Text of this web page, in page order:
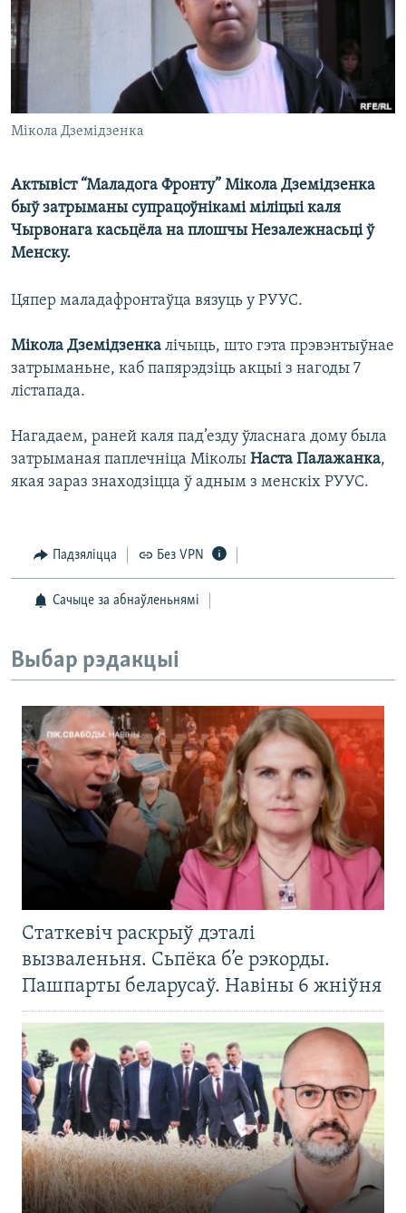
Мікола Дземідзенка
Актывіст “Маладога Фронту” Мікола Дземідзенка
быў затрыманы супрацоўнікамі міліцыі каля
Чырвонага касьцёла на плошчы Незалежнасьці ў
Менску.
Цяпер маладафронтаўца вязуць у РУУС.
Мікола Дземідзенка лічыць, што гэта прэвэнтыўнае
затрыманьне, каб папярэдзіць акцыі з нагоды 7
лістапада.
Нагадаем, раней каля пад’езду ўласнага дому была
затрыманая паплечніца Міколы Наста Палажанка,
якая зараз знаходзіцца ў адным з менскіх РУУС.
Падзяліцца Без VPN
Сачыце за абнаўленьнямі
Выбар рэдакцыі
Статкевіч раскрыў дэталі
вызваленьня. Сьпёка б’е рэкорды.
Пашпарты беларусаў. Навіны 6 жніўня